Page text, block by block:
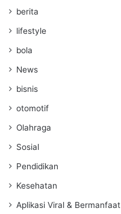
berita
lifestyle
bola
News
bisnis
otomotif
Olahraga
Sosial
Pendidikan
Kesehatan
Aplikasi Viral & Bermanfaat